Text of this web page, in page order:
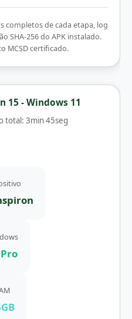
completos de cada etapa, log
SHA-256 do APK instalado.
MCSD certificado.
15 - Windows 11
total: 3min 45seg